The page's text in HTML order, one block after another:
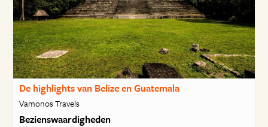
De highlights van Belize en Guatemala
Vamonos Travels
Bezienswaardigheden